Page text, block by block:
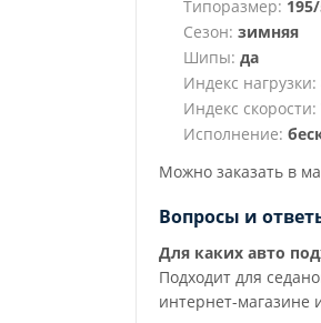
Типоразмер:
Сезон: зимняя
Шипы: да
Индекс нагрузки:
Индекс скорости:
Исполнение:
Можно заказать в
Вопросы и
Для каких авто
Подходит для
интернет-магазине